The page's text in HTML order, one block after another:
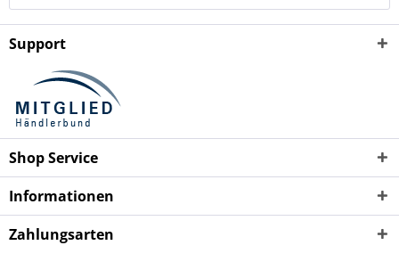
Support
Shop Service
Informationen
Zahlungsarten